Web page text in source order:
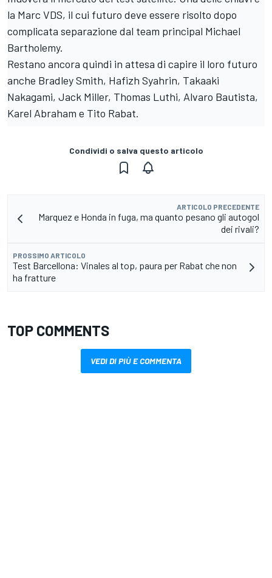
la Marc VDS, il cui futuro deve essere risolto dopo
complicata separazione dal team principal Michael
Bartholemy.
Restano ancora quindi in attesa di capire il loro futuro
anche Bradley Smith, Hafizh Syahrin, Takaaki
Nakagami, Jack Miller, Thomas Luthi, Alvaro Bautista,
Karel Abraham e Tito Rabat.
Condividi o salva questo articolo
ARTICOLO PRECEDENTE
Marquez e Honda in fuga, ma quanto pesano gli autogol
dei rivali?
PROSSIMO ARTICOLO
Test Barcellona: Vinales al top, paura per Rabat che non
ha fratture
TOP COMMENTS
VEDI DI PIÙ E COMMENTA